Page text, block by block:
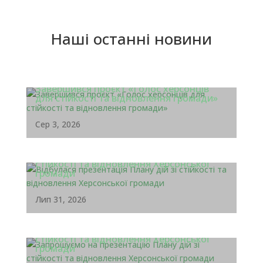
Наші останні новини
Завершився проєкт «Голос херсонців
для стійкості та відновлення громади»
Сер 3, 2026
стійкості та відновлення Херсонської
громади
Лип 31, 2026
стійкості та відновлення Херсонської
громади